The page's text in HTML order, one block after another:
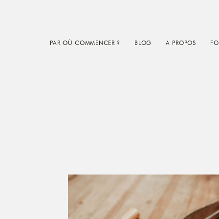
PAR OÙ COMMENCER ? BLOG A PROPOS